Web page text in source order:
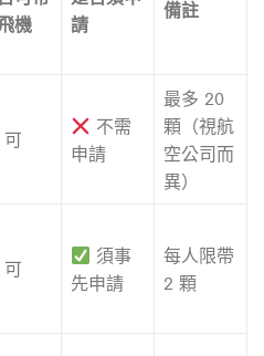
機
請
備註
可
不需
申請
最多 20
顆（視航
空公司而
異）
可
須事
先申請
每人限帶
2 顆